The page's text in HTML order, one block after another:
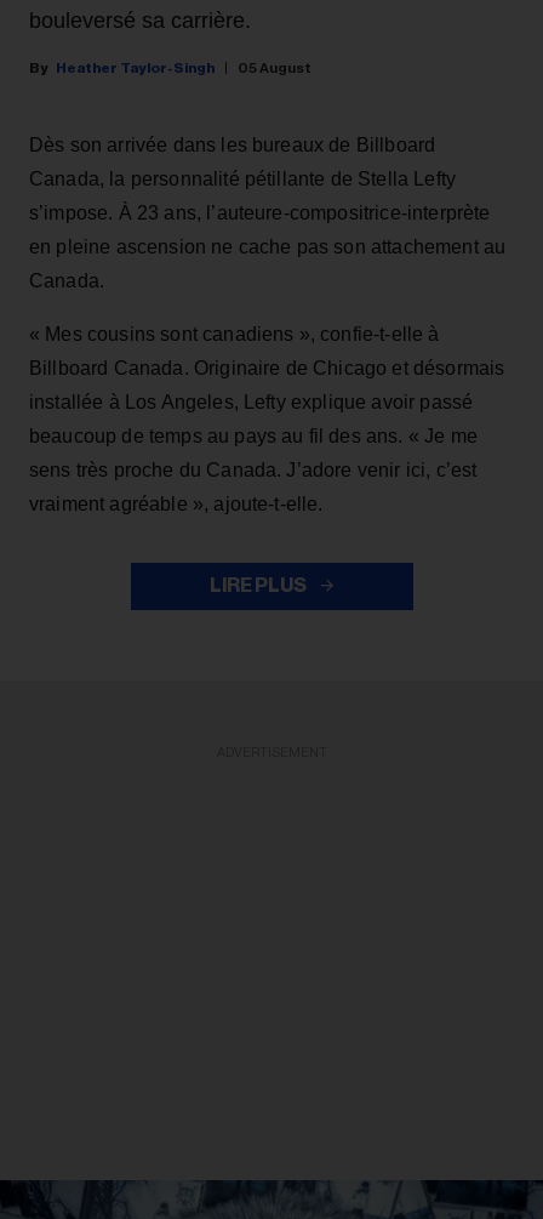
bouleversé sa carrière.
Heather Taylor-Singh 05 August
Dès son arrivée dans les bureaux de Billboard
Canada, la personnalité pétillante de Stella Lefty
s’impose. À 23 ans, l’auteure-compositrice-interprète
en pleine ascension ne cache pas son attachement au
Canada.
« Mes cousins sont canadiens », confie-t-elle à
Billboard Canada. Originaire de Chicago et désormais
installée à Los Angeles, Lefty explique avoir passé
beaucoup de temps au pays au fil des ans. « Je me
sens très proche du Canada. J’adore venir ici, c’est
vraiment agréable », ajoute-t-elle.
LIRE PLUS